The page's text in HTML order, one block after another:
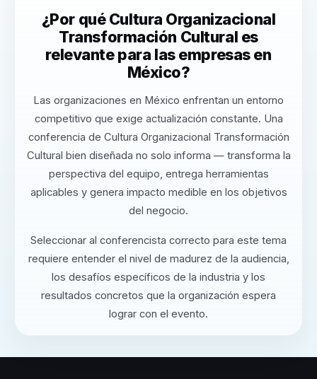
¿Por qué Cultura Organizacional
Transformación Cultural es
relevante para las empresas en
México?
Las organizaciones en México enfrentan un entorno
competitivo que exige actualización constante. Una
conferencia de Cultura Organizacional Transformación
Cultural bien diseñada no solo informa — transforma la
perspectiva del equipo, entrega herramientas
aplicables y genera impacto medible en los objetivos
del negocio.
Seleccionar al conferencista correcto para este tema
requiere entender el nivel de madurez de la audiencia,
los desafíos específicos de la industria y los
resultados concretos que la organización espera
lograr con el evento.